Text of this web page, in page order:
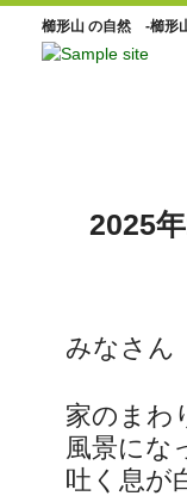
櫛形山 の自然 -櫛形
2025
みなさ
家のまわ
風景にな
吐く息が